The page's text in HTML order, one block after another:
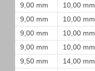
9,00 mm
10,00 mm
9,00 mm
10,00 mm
9,00 mm
10,00 mm
9,00 mm
10,00 mm
9,50 mm
14,00 mm